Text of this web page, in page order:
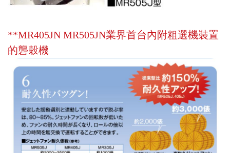
**MR405JN MR505JN業界首台內附粗選機裝置
的礱穀機